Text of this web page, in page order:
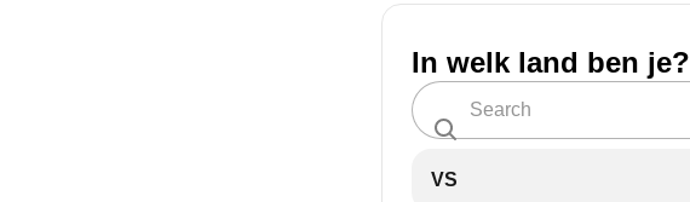
In welk land ben je?
VS